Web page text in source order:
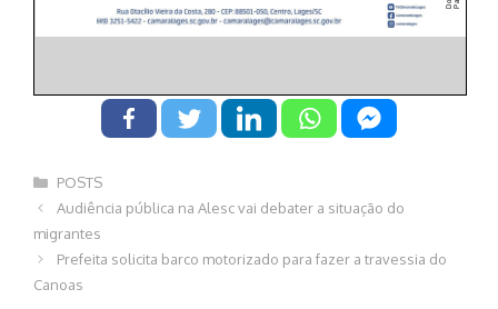
Categorias
POSTS
Navegação
de
post
Audiência pública na Alesc vai debater a situação do
migrantes
Prefeita solicita barco motorizado para fazer a travessia do
Canoas